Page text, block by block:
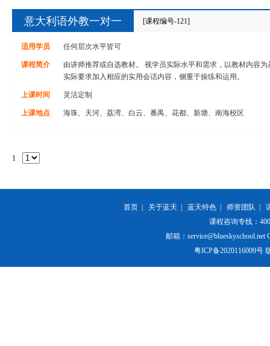
意大利语外教一对一 [课程编号-121]
适用学员 任何层次水平皆可
课程简介
由讲师推荐或自选教材。 视学员实际水平和需求，以教材内容
实际要求加入相应的实用会话内容，侧重于操练和运用。
上课时间 灵活定制
上课地点 海珠、天河、荔湾、白云、番禺、花都、新塘、南海校区
1
首页 关于蓝天 蓝天特色 师资团队
课程咨询专线：
邮箱：service@blueskyschool.net
粤ICP备2020116009号